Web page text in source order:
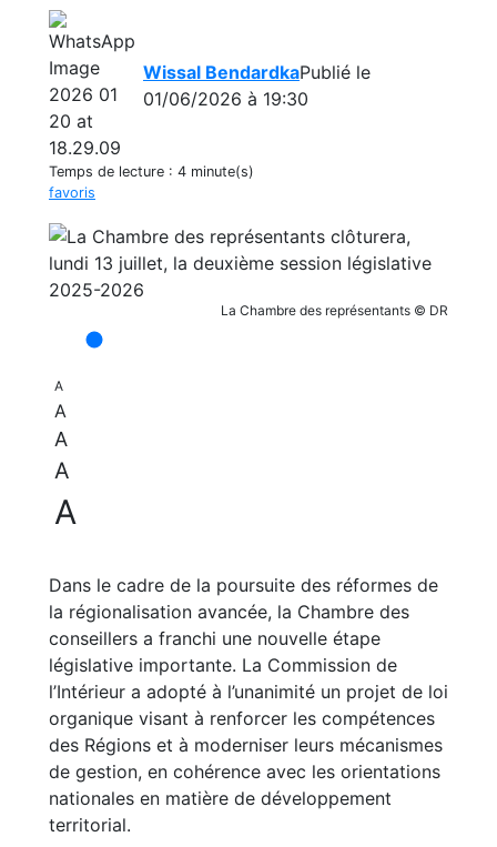
Wissal BendardkaPublié le
01/06/2026 à 19:30
Temps de lecture : 4 minute(s)
favoris
La Chambre des représentants © DR
A
A
A
A
A
Dans le cadre de la poursuite des réformes de
la régionalisation avancée, la Chambre des
conseillers a franchi une nouvelle étape
législative importante. La Commission de
l’Intérieur a adopté à l’unanimité un projet de loi
organique visant à renforcer les compétences
des Régions et à moderniser leurs mécanismes
de gestion, en cohérence avec les orientations
nationales en matière de développement
territorial.